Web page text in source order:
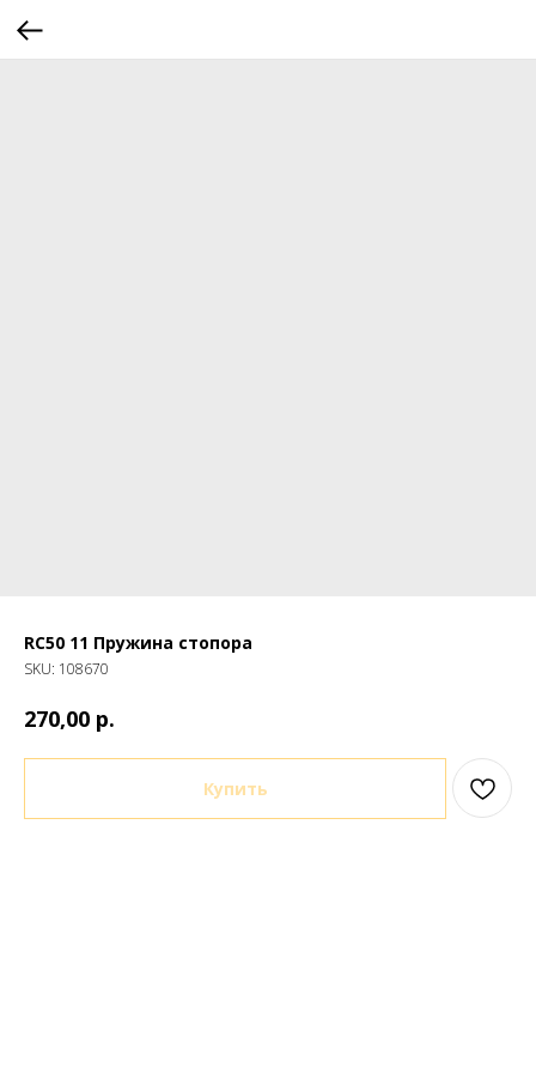
RC50 11 Пружина стопора
SKU: 108670
270,00 р.
Купить